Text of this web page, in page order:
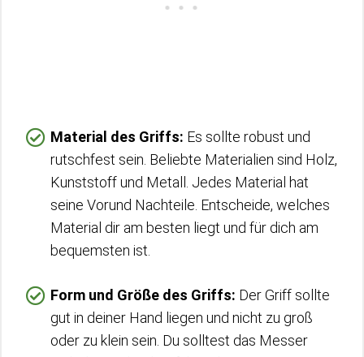
Material des Griffs: Es sollte robust und
rutschfest sein. Beliebte Materialien sind Holz,
Kunststoff und Metall. Jedes Material hat
seine Vorund Nachteile. Entscheide, welches
Material dir am besten liegt und für dich am
bequemsten ist.
Form und Größe des Griffs: Der Griff sollte
gut in deiner Hand liegen und nicht zu groß
oder zu klein sein. Du solltest das Messer